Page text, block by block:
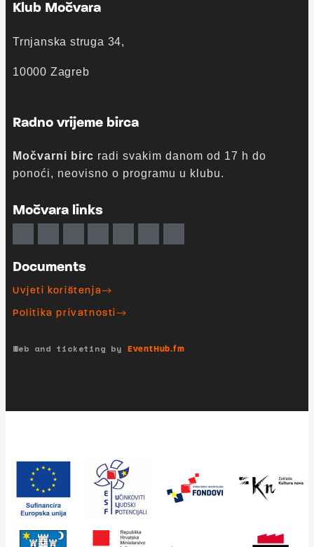
Klub Močvara
Trnjanska struga 34,
10000 Zagreb
Radno vrijeme birca
Močvarni birc radi svakim danom od 17 h do
ponoći, neovisno o programu u klubu.
Močvara links
Documents
Uvjeti korištenja
Politika privatnosti
Web and ticketing by EventHub.fm